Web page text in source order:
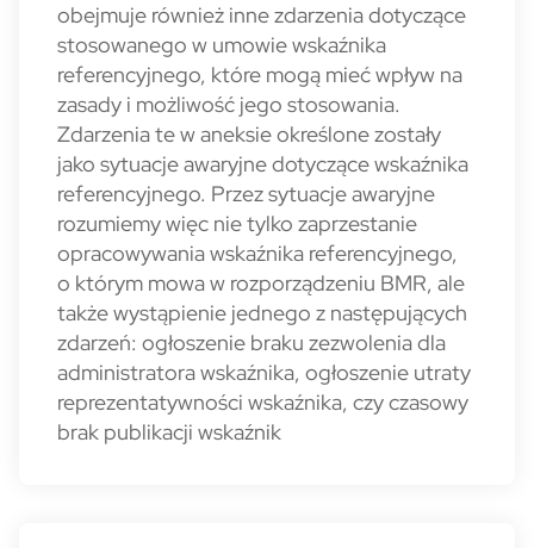
obejmuje również inne zdarzenia dotyczące
stosowanego w umowie wskaźnika
referencyjnego, które mogą mieć wpływ na
zasady i możliwość jego stosowania.
Zdarzenia te w aneksie określone zostały
jako sytuacje awaryjne dotyczące wskaźnika
referencyjnego. Przez sytuacje awaryjne
rozumiemy więc nie tylko zaprzestanie
opracowywania wskaźnika referencyjnego,
o którym mowa w rozporządzeniu BMR, ale
także wystąpienie jednego z następujących
zdarzeń: ogłoszenie braku zezwolenia dla
administratora wskaźnika, ogłoszenie utraty
reprezentatywności wskaźnika, czy czasowy
brak publikacji wskaźnik